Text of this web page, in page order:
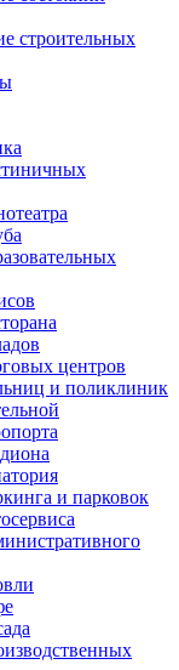
строительных
центров
и поликлиник
и парковок